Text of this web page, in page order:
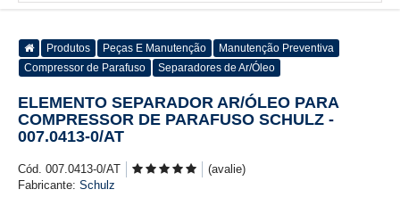
Produtos Peças E Manutenção
Manutenção Preventiva
Compressor de Parafuso
Separadores de Ar/Óleo
ELEMENTO SEPARADOR AR/ÓLEO PARA
COMPRESSOR DE PARAFUSO SCHULZ -
007.0413-0/AT
Cód. 007.0413-0/AT
(avalie)
Fabricante: Schulz